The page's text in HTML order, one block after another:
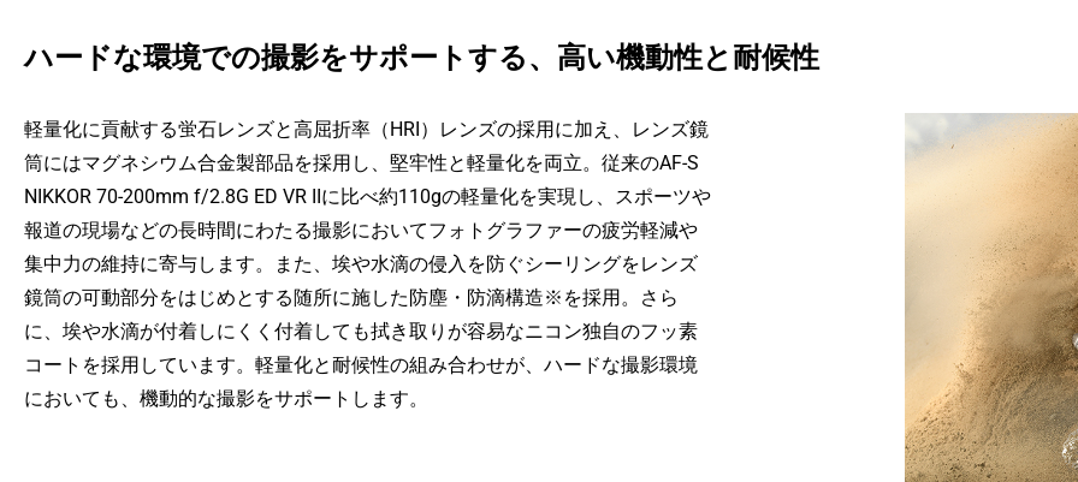
ハードな環境での撮影をサポートする、高い機動性と耐候性
軽量化に貢献する蛍石レンズと高屈折率（HRI）レンズの採用に加え、レンズ鏡
筒にはマグネシウム合金製部品を採用し、堅牢性と軽量化を両立。従来のAF-S
NIKKOR 70-200mm f/2.8G ED VR IIに比べ約110gの軽量化を実現し、スポーツや
報道の現場などの長時間にわたる撮影においてフォトグラファーの疲労軽減や
集中力の維持に寄与します。また、埃や水滴の侵入を防ぐシーリングをレンズ
鏡筒の可動部分をはじめとする随所に施した防塵・防滴構造※を採用。さら
に、埃や水滴が付着しにくく付着しても拭き取りが容易なニコン独自のフッ素
コートを採用しています。軽量化と耐候性の組み合わせが、ハードな撮影環境
においても、機動的な撮影をサポートします。